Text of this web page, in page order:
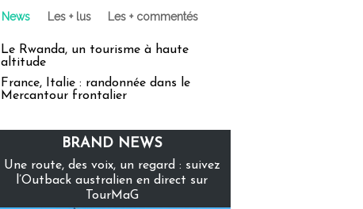
News Les + lus Les + commentés
Le Rwanda, un tourisme à haute
altitude
France, Italie : randonnée dans le
Mercantour frontalier
BRAND NEWS
Une route, des voix, un regard : suivez
l’Outback australien en direct sur
TourMaG